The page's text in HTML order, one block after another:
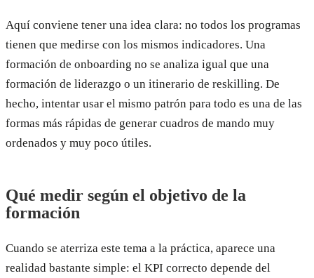
Aquí conviene tener una idea clara: no todos los programas
tienen que medirse con los mismos indicadores. Una
formación de onboarding no se analiza igual que una
formación de liderazgo o un itinerario de reskilling. De
hecho, intentar usar el mismo patrón para todo es una de las
formas más rápidas de generar cuadros de mando muy
ordenados y muy poco útiles.
Qué medir según el objetivo de la
formación
Cuando se aterriza este tema a la práctica, aparece una
realidad bastante simple: el KPI correcto depende del